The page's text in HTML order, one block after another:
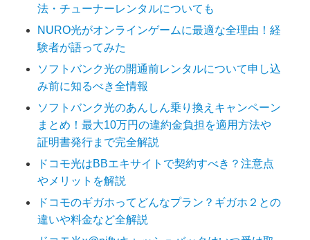
法・チューナーレンタルについても
NURO光がオンラインゲームに最適な全理由！経
験者が語ってみた
ソフトバンク光の開通前レンタルについて申し込
み前に知るべき全情報
ソフトバンク光のあんしん乗り換えキャンペーン
まとめ！最大10万円の違約金負担を適用方法や
証明書発行まで完全解説
ドコモ光はBBエキサイトで契約すべき？注意点
やメリットを解説
ドコモのギガホってどんなプラン？ギガホ２との
違いや料金など全解説